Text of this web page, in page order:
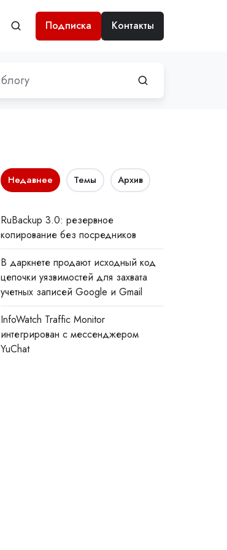
Подписка Контакты
Недавнее Темы Архив
RuBackup 3.0: резервное
копирование без посредников
В даркнете продают исходный код
цепочки уязвимостей для захвата
учетных записей Google и Gmail
InfoWatch Traffic Monitor
интегрирован с мессенджером
YuChat